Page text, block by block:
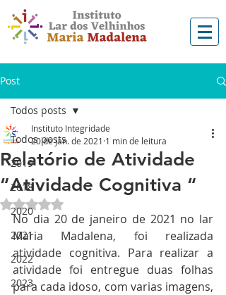
Post
Todos posts
2019
2018
2020
2021
2022
2023
Todos posts
Relatório de Atividade
“Atividade Cognitiva “
Instituto Integridade
20 de jan. de 2021 1 min de leitura
Avaliado com NaN de 5 estrelas.
No dia 20 de janeiro de 2021 no lar
Maria Madalena, foi realizada
atividade cognitiva. Para realizar a
atividade foi entregue duas folhas
para cada idoso, com varias imagens,